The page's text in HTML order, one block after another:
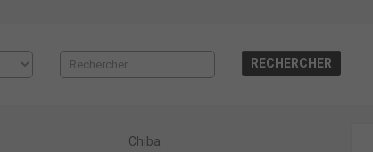
Chiba